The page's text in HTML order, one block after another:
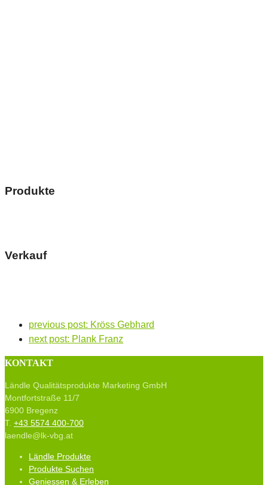
Produkte
Verkauf
previous post: Kröss Gebhard
next post: Plank Franz
KONTAKT
Ländle Qualitätsprodukte Marketing GmbH
Montfortstraße 11/7
6900 Bregenz
T. +43 5574 400-700
laendle@lk-vbg.at
Ländle Produkte
Produkte Suchen
Geniessen & Erleben